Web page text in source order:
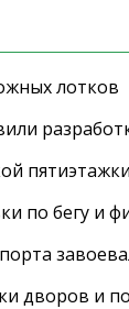
лотков
пятиэтажки
по бегу и
дворов и